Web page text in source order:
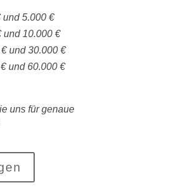
und 5.000 €
und 10.000 €
und 30.000 €
und 60.000 €
uns für genaue